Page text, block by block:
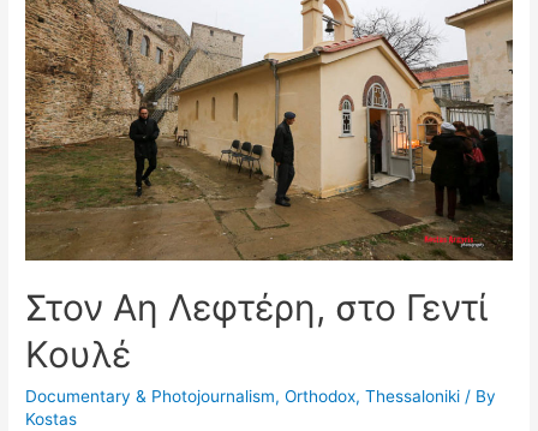
στην
Πρίγκηπο
Στον Αη Λεφτέρη, στο Γεντί
Κουλέ
Documentary & Photojournalism,Orthodox,Thessaloniki / By
Kostas